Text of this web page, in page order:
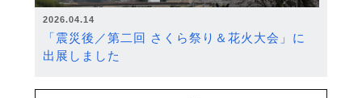
2026.04.14
「震災後／第二回 さくら祭り＆花火大会」に
出展しました